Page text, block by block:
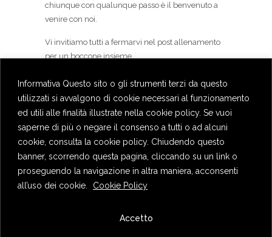
Informativa Questo sito o gli strumenti terzi da questo
utilizzati si avvalgono di cookie necessari al funzionamento
ed utili alle finalità illustrate nella cookie policy. Se vuoi
saperne di più o negare il consenso a tutti o ad alcuni
cookie, consulta la cookie policy. Chiudendo questo
banner, scorrendo questa pagina, cliccando su un link o
proseguendo la navigazione in altra maniera, acconsenti
all’uso dei cookie.
Cookie Policy
Accetto
chiunque con qualunque passo è il benvenuto a
venire con noi.
Vi invitiamo tutti a fermarvi nel post allenamento
per un boccone insieme.
L’allenamento verrà aggiornato e pubblicato di
volta in volta qui sul sito o sulla pagina Facebook.
Buone corse, Gianluca, Andrea e Valentina
Privacy Policy